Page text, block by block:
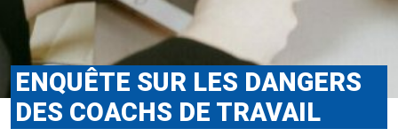
ENQUÊTE SUR LES DANGERS
DES COACHS DE TRAVAIL